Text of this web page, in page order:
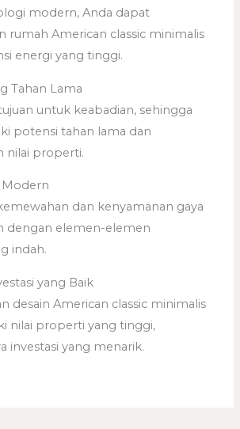
modern, Anda dapat
rumah American classic minimalis
energi yang tinggi.
Tahan Lama
untuk keabadian, sehingga
potensi tahan lama dan
nilai properti.
Modern
dan kenyamanan gaya
dengan elemen-elemen
indah.
yang Baik
desain American classic minimalis
nilai properti yang tinggi,
investasi yang menarik.